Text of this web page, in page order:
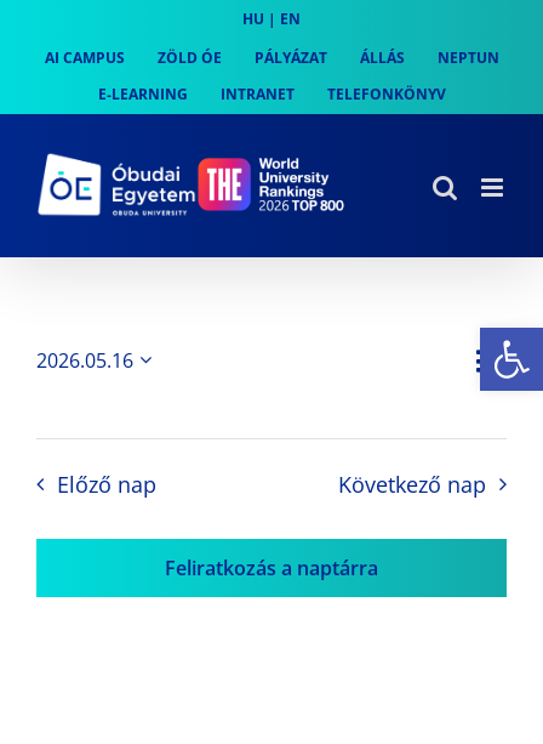
content
HU | EN
AI CAMPUS
ZÖLD ÓE PÁLYÁZAT ÁLLÁS
NEPTUN
E-LEARNING
INTRANET TELEFONKÖNYV
Nap
2026.05.16
Előző nap Következő nap
Feliratkozás a naptárra